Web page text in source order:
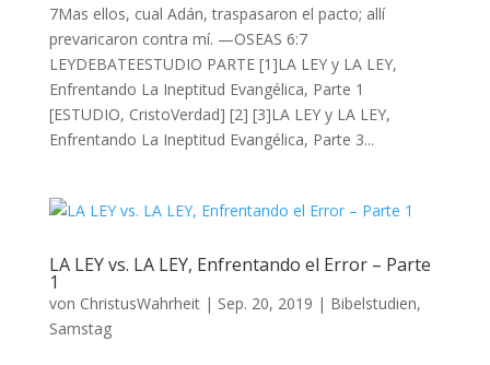
7Mas ellos, cual Adán, traspasaron el pacto; allí
prevaricaron contra mí. —OSEAS 6:7
LEYDEBATEESTUDIO PARTE [1]LA LEY y LA LEY,
Enfrentando La Ineptitud Evangélica, Parte 1
[ESTUDIO, CristoVerdad] [2] [3]LA LEY y LA LEY,
Enfrentando La Ineptitud Evangélica, Parte 3...
LA LEY vs. LA LEY, Enfrentando el Error – Parte
1
von ChristusWahrheit| Sep. 20, 2019 | Bibelstudien,
Samstag